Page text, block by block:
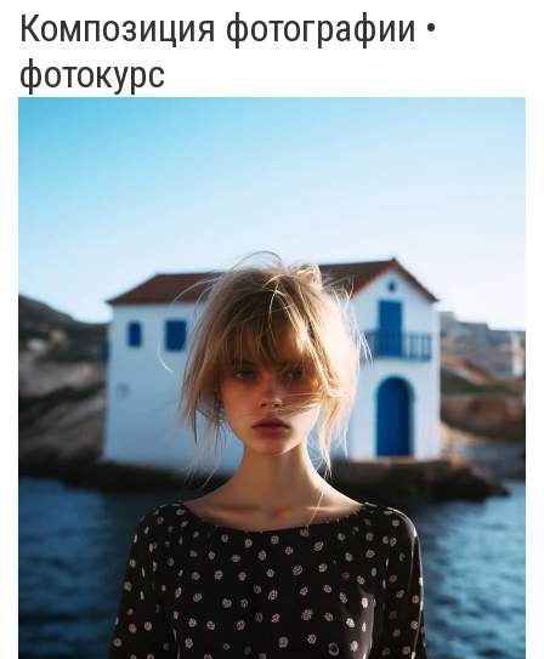
Композиция фотографии •
фотокурс